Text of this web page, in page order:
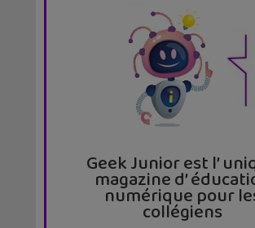
Geek Junior est l’
magazine d’
numérique pour
collégiens